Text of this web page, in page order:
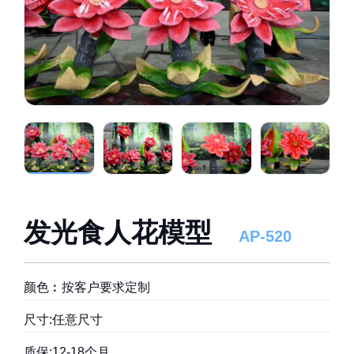
发光食人花模型 AP-520
颜色︰按客户要求定制
尺寸:任意尺寸